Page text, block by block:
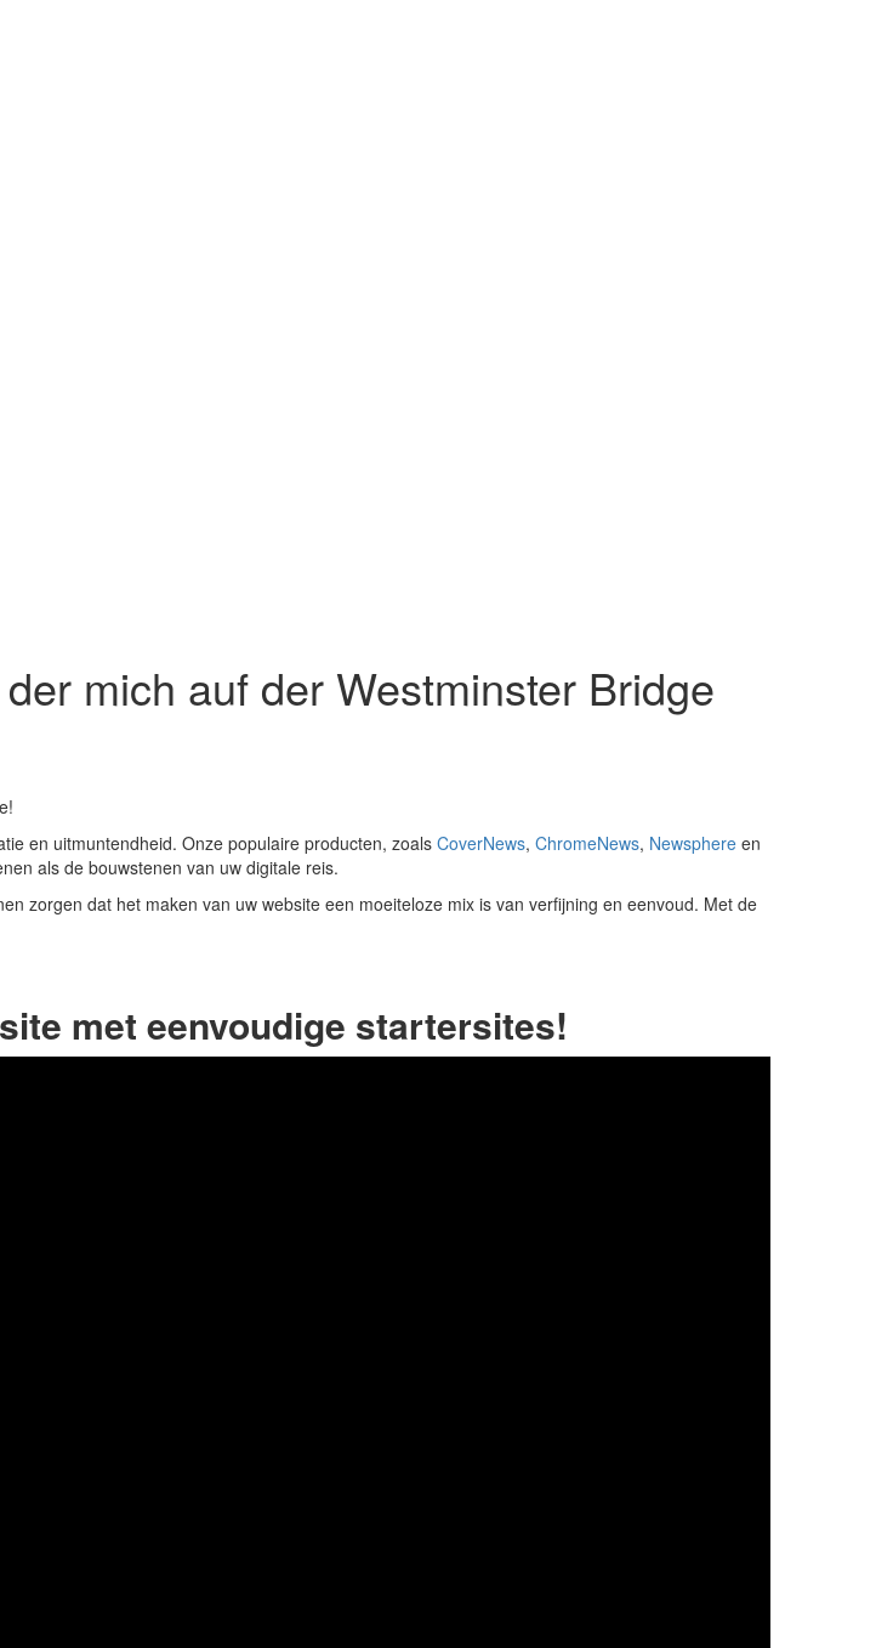
mich auf der Westminster Bridge
en uitmuntendheid. Onze populaire producten, zoals CoverNews, ChromeNews, Newsphere en
als de bouwstenen van uw digitale reis.
zorgen dat het maken van uw website een moeiteloze mix is ​​van verfijning en eenvoud. Met de
met eenvoudige startersites!